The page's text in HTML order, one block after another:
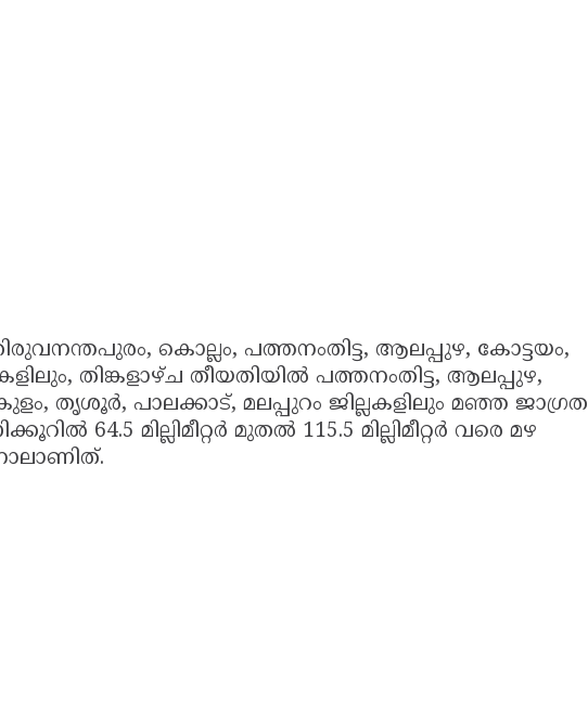
കൊല്ലം, പത്തനംതിട്ട, ആലപ്പുഴ, കോട്ടയം,
തിങ്കളാഴ്ച തീയതിയിൽ പത്തനംതിട്ട, ആലപ്പുഴ,
തൃശൂർ, പാലക്കാട്, മലപ്പുറം ജില്ലകളിലും മഞ്ഞ ജാഗ്രത
64.5 മില്ലിമീറ്റർ മുതൽ 115.5 മില്ലിമീറ്റർ വരെ മഴ